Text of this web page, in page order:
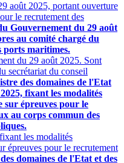
août 2025, portant ouverture
le recrutement des
Gouvernement du 29 août
au comité chargé du
ports maritimes.
du 29 août 2025. Sont
secrétariat du conseil
des domaines de l'Etat
fixant les modalités
sur épreuves pour le
au corps commun des
les modalités
épreuves pour le recrutement
domaines de l'Etat et des